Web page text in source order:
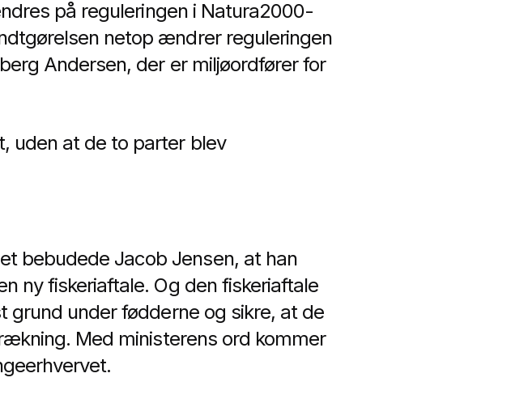
på reguleringen i Natura2000-
netop ændrer reguleringen
Andersen, der er miljøordfører for
uden at de to parter blev
bebudede Jacob Jensen, at han
ny fiskeriaftale. Og den fiskeriaftale
under fødderne og sikre, at de
Med ministerens ord kommer